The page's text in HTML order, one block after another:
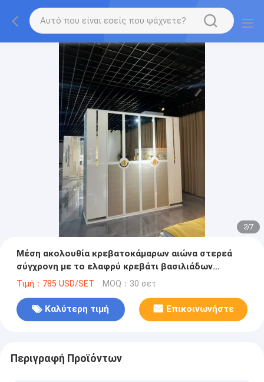
2/7
Μέση ακολουθία κρεβατοκάμαρων αιώνα στερεά
σύγχρονη με το ελαφρύ κρεβάτι βασιλιάδων
κομμών εγχώριων κερασιών
Τιμή：785 USD/SET MOQ：30 σετ
Καλύτερη τιμή Επικοινωνήστε
Περιγραφή Προϊόντων